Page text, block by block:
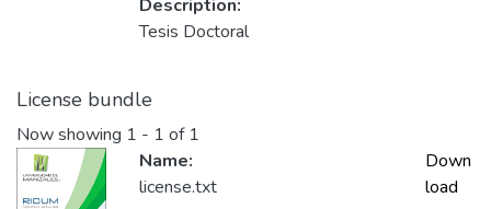
Description:
Tesis Doctoral
License bundle
Now showing 1 - 1 of 1
Name:
license.txt
Down
load